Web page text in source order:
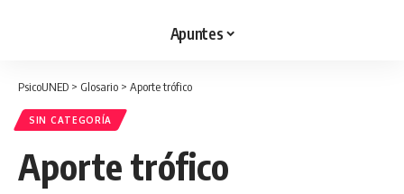
Apuntes
PsicoUNED > Glosario > Aporte trófico
SIN CATEGORÍA
Aporte trófico